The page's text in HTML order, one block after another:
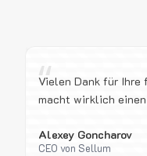
“
Vielen Dank für
macht wirklich
Alexey Goncharov
CEO von Sellum